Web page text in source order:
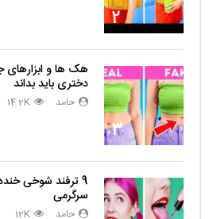
2
3
هک ها و ابزارهای
دختری باید بداند
حامد 14.2K
9 ترفند شوخی
سرگرمی
حامد 12K